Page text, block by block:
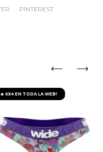
PINTEREST
🔥 6X4 EN TODA LA WEB!